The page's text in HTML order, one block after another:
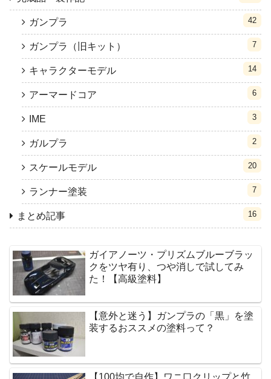
ガンプラ 42
ガンプラ（旧キット） 7
キャラクターモデル 14
アーマードコア 6
IME 3
ガルプラ 2
スケールモデル 20
ランナー塗装 7
まとめ記事 16
ガイアノーツ・プリズムブルーブラッ
クをツヤ有り、つや消しで試してみ
た！【高級塗料】
【意外と迷う】ガンプラの「黒」を塗
装するおススメの塗料って？